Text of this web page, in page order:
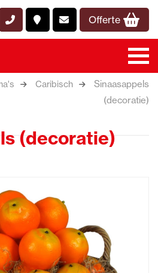
Offerte
Caribisch
Sinaasappels
(decoratie)
(decoratie)